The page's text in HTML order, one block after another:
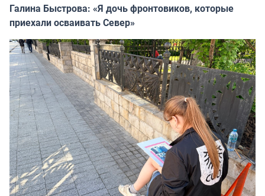
Галина Быстрова: «Я дочь фронтовиков, которые
приехали осваивать Север»